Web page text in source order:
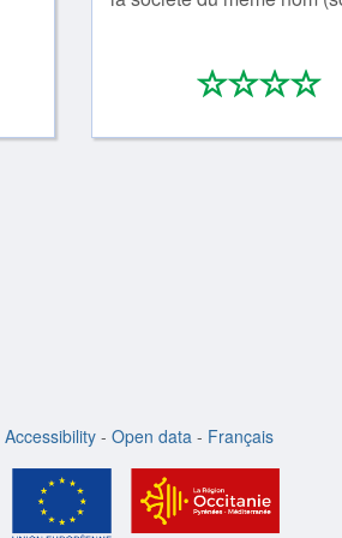
***
Accessibility - Open data - Français